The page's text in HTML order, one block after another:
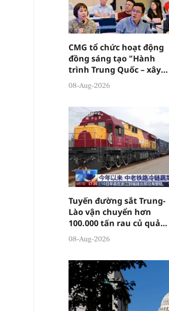
CMG tổ chức hoạt động
đồng sáng tạo "Hành
trình Trung Quốc – xây
dựng cường quốc thương
hiệu " tại Đông Quản
08-Aug-2026
Tuyến đường sắt Trung-
Lào vận chuyển hơn
100.000 tấn rau củ quả
chuỗi lạnh từ đầu năm
08-Aug-2026